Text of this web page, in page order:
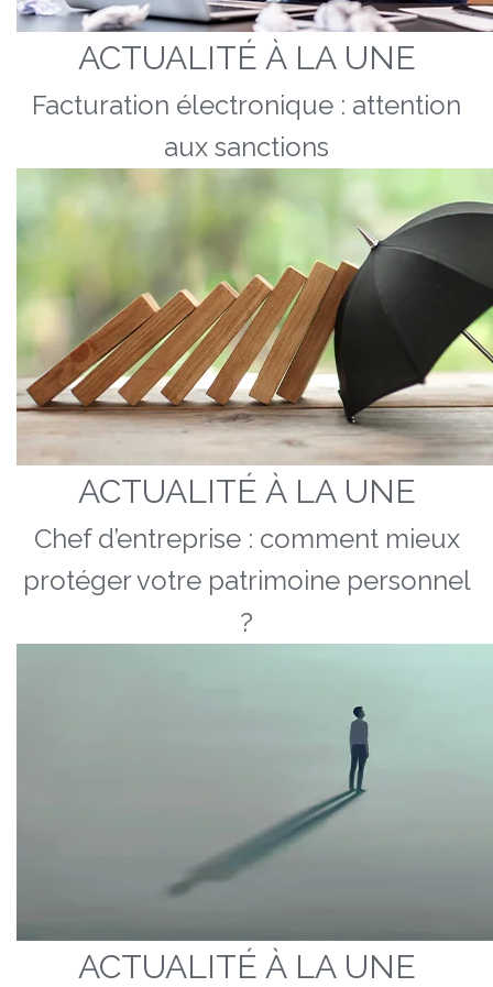
ACTUALITÉ À LA UNE
Facturation électronique : attention
aux sanctions
ACTUALITÉ À LA UNE
Chef d’entreprise : comment mieux
protéger votre patrimoine personnel
?
ACTUALITÉ À LA UNE